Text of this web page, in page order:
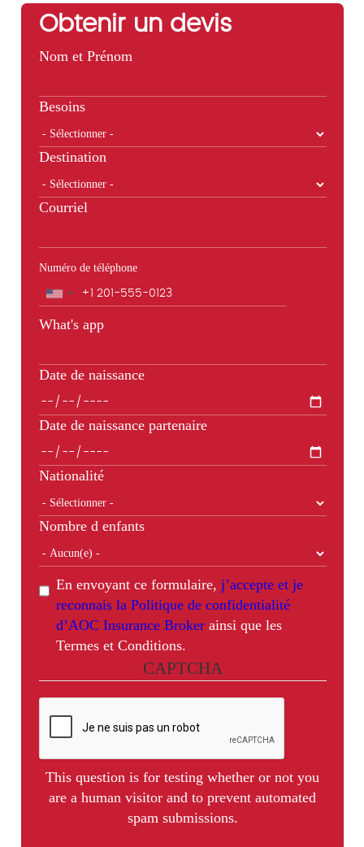
Obtenir un devis
Nom et Prénom
Besoins
Destination
Courriel
Numéro de téléphone
Téléphone
What's app
Date de naissance
Date de naissance partenaire
Nationalité
Nombre d enfants
En envoyant ce formulaire, j’accepte et je
reconnais la Politique de confidentialité
d’AOC Insurance Brokerainsi que les
Termes et Conditions.
CAPTCHA
This question is for testing whether or not you
are a human visitor and to prevent automated
spam submissions.